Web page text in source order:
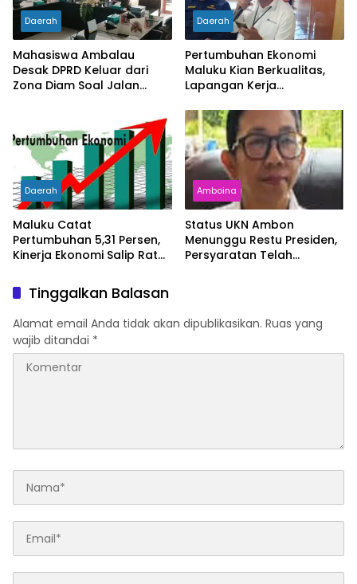
Daerah
Mahasiswa Ambalau
Desak DPRD Keluar dari
Zona Diam Soal Jalan
Daerah
Pertumbuhan Ekonomi
Maluku Kian Berkualitas,
Lapangan Kerja
Kemiskinan Turun
Daerah
Maluku Catat
Pertumbuhan 5,31 Persen,
Kinerja Ekonomi Salip Rata-
Amboina
Status UKN Ambon
Menunggu Restu Presiden,
Persyaratan Telah
Tinggalkan Balasan
Alamat email Anda tidak akan dipublikasikan. Ruas yang
wajib ditandai *